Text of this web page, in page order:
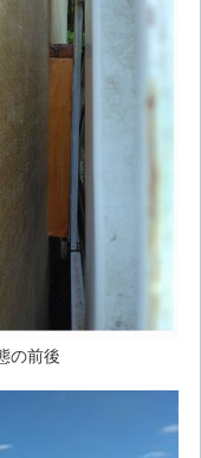
の前後